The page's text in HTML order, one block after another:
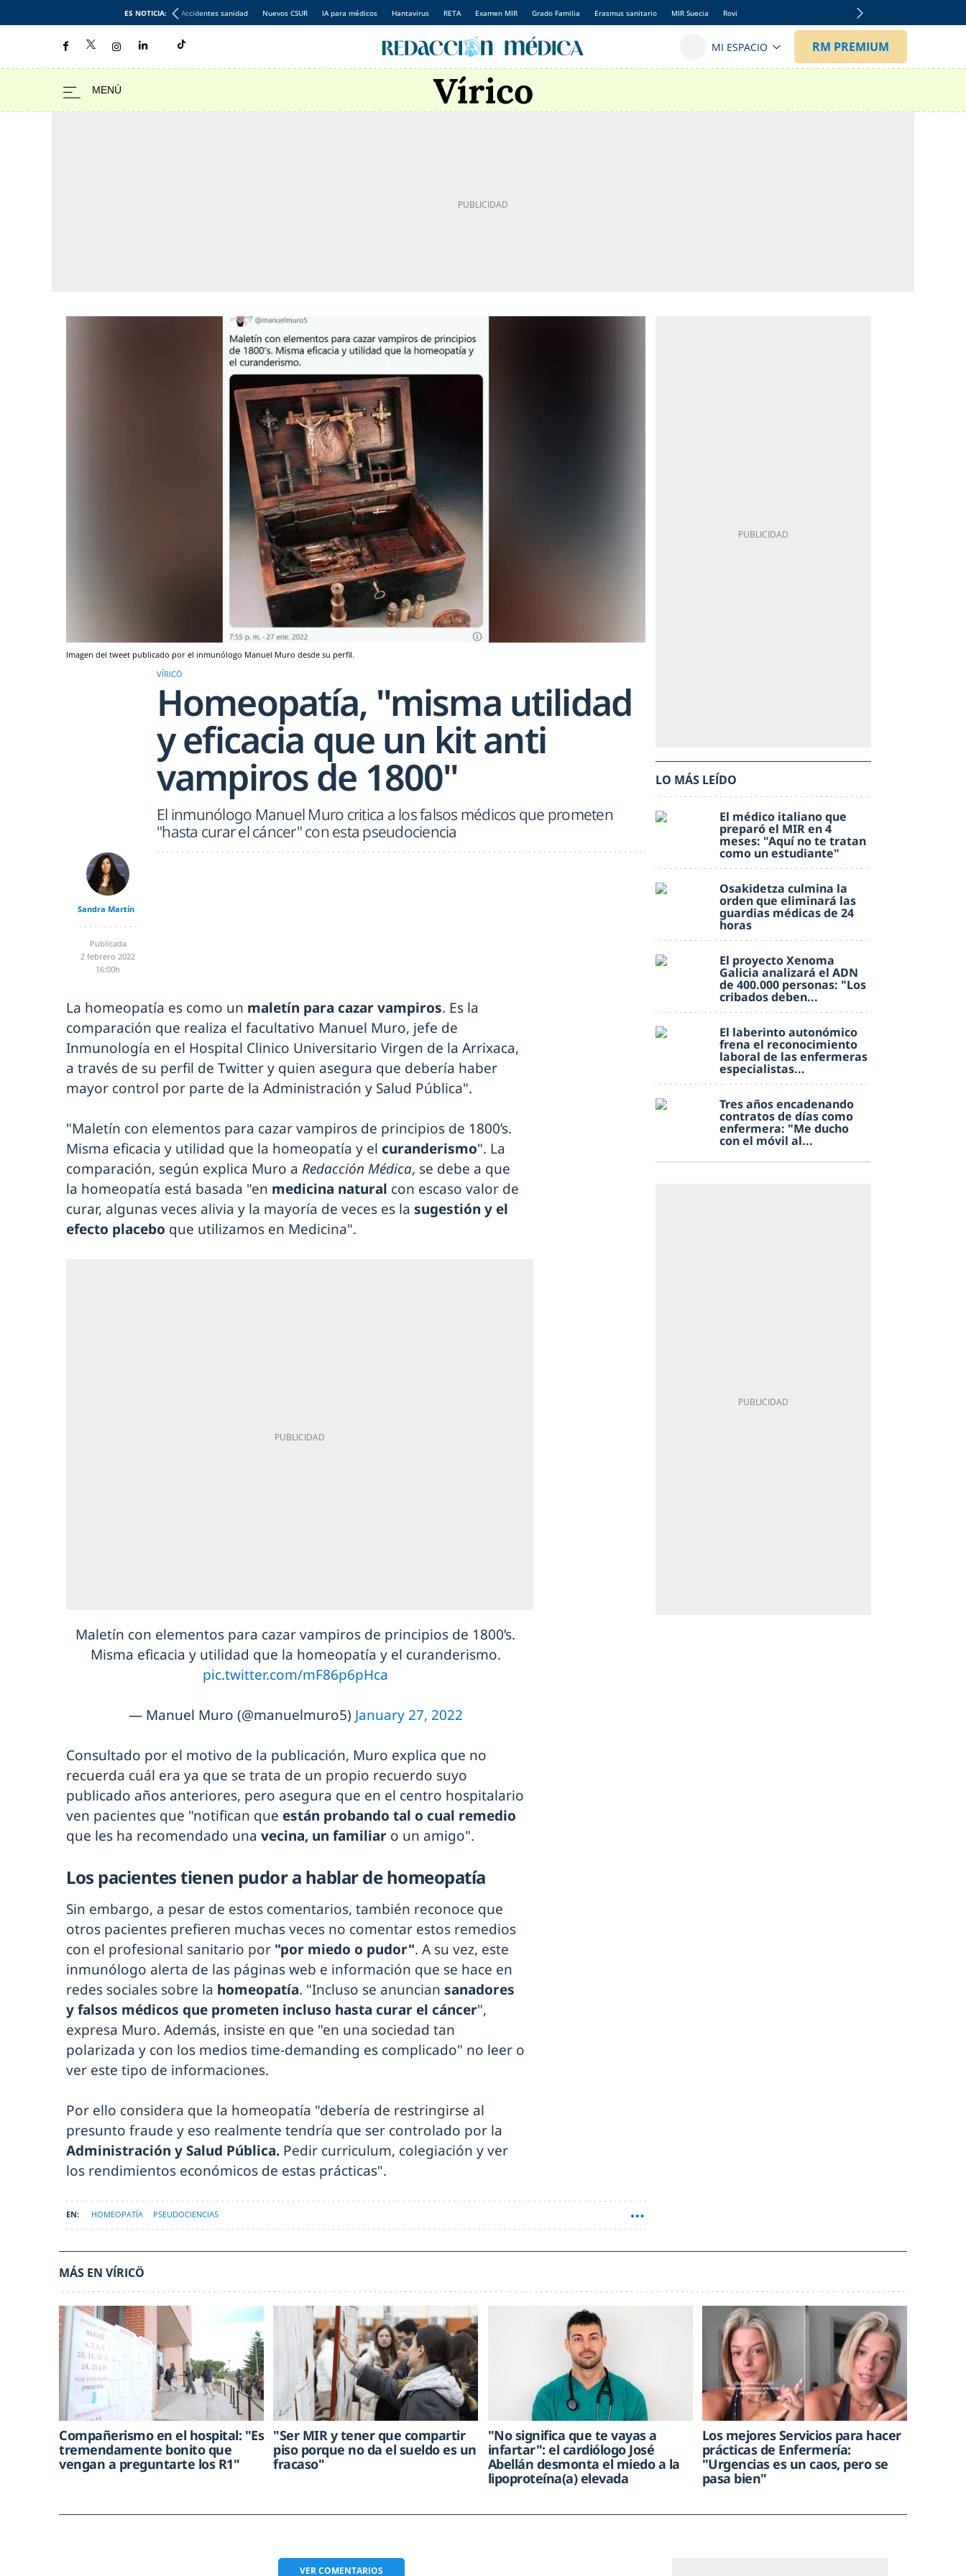
ES NOTICIA: Accidentes sanidad Nuevos CSUR IA para médicos Hantavirus RETA Examen MIR Grado Familia Erasmus sanitario MIR Suecia Rovi
Imagen del tweet publicado por el inmunólogo Manuel Muro desde su perfil.
VÍRICÖ
Homeopatía, "misma utilidad
y eficacia que un kit anti
vampiros de 1800"
El inmunólogo Manuel Muro critica a los falsos médicos que prometen
"hasta curar el cáncer" con esta pseudociencia
Sandra Martín
Publicada
2 febrero 2022
16:00h
La homeopatía es como un maletín para cazar vampiros. Es la
comparación que realiza el facultativo Manuel Muro, jefe de
Inmunología en el Hospital Clinico Universitario Virgen de la Arrixaca,
a través de su perfil de Twitter y quien asegura que debería haber
mayor control por parte de la Administración y Salud Pública".
"Maletín con elementos para cazar vampiros de principios de 1800’s.
Misma eficacia y utilidad que la homeopatía y el curanderismo". La
comparación, según explica Muro a Redacción Médica, se debe a que
la homeopatía está basada "en medicina natural con escaso valor de
curar, algunas veces alivia y la mayoría de veces es la sugestión y el
efecto placebo que utilizamos en Medicina".
Maletín con elementos para cazar vampiros de principios de 1800’s.
Misma eficacia y utilidad que la homeopatía y el curanderismo.
pic.twitter.com/mF86p6pHca
— Manuel Muro (@manuelmuro5) January 27, 2022
Consultado por el motivo de la publicación, Muro explica que no
recuerda cuál era ya que se trata de un propio recuerdo suyo
publicado años anteriores, pero asegura que en el centro hospitalario
ven pacientes que "notifican que están probando tal o cual remedio
que les ha recomendado una vecina, un familiar o un amigo".
Los pacientes tienen pudor a hablar de homeopatía
Sin embargo, a pesar de estos comentarios, también reconoce que
otros pacientes prefieren muchas veces no comentar estos remedios
con el profesional sanitario por "por miedo o pudor". A su vez, este
inmunólogo alerta de las páginas web e información que se hace en
redes sociales sobre la homeopatía. "Incluso se anuncian sanadores
y falsos médicos que prometen incluso hasta curar el cáncer",
expresa Muro. Además, insiste en que "en una sociedad tan
polarizada y con los medios time-demanding es complicado" no leer o
ver este tipo de informaciones.
Por ello considera que la homeopatía "debería de restringirse al
presunto fraude y eso realmente tendría que ser controlado por la
Administración y Salud Pública. Pedir curriculum, colegiación y ver
los rendimientos económicos de estas prácticas".
HOMEOPATÍA PSEUDOCIENCIAS
LO MÁS LEÍDO
El médico italiano que
preparó el MIR en 4
meses: "Aquí no te tratan
como un estudiante"
Osakidetza culmina la
orden que eliminará las
guardias médicas de 24
horas
El proyecto Xenoma
Galicia analizará el ADN
de 400.000 personas: "Los
cribados deben...
El laberinto autonómico
frena el reconocimiento
laboral de las enfermeras
especialistas...
Tres años encadenando
contratos de días como
enfermera: "Me ducho
con el móvil al...
MÁS EN VÍRICÖ
Compañerismo en el hospital: "Es
tremendamente bonito que
vengan a preguntarte los R1"
"Ser MIR y tener que compartir
piso porque no da el sueldo es un
fracaso"
"No significa que te vayas a
infartar": el cardiólogo José
Abellán desmonta el miedo a la
lipoproteína(a) elevada
Los mejores Servicios para hacer
prácticas de Enfermería:
"Urgencias es un caos, pero se
pasa bien"
VERCOMENTARIOS